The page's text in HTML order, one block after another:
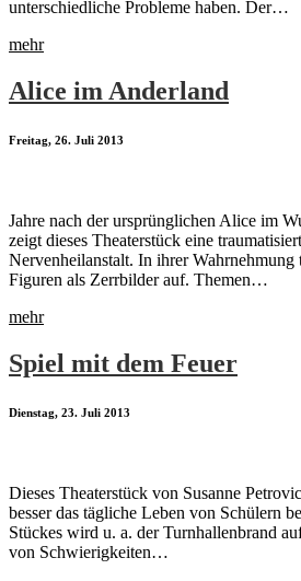
unterschiedliche Probleme haben. Der…
mehr
Alice im Anderland
Freitag, 26. Juli 2013
Jahre nach der ursprünglichen Alice im
zeigt dieses Theaterstück eine
Nervenheilanstalt. In ihrer Wahrnehmung
Figuren als Zerrbilder auf. Themen…
mehr
Spiel mit dem Feuer
Dienstag, 23. Juli 2013
Dieses Theaterstück von Susanne
besser das tägliche Leben von Schülern
Stückes wird u. a. der Turnhallenbrand
von Schwierigkeiten…